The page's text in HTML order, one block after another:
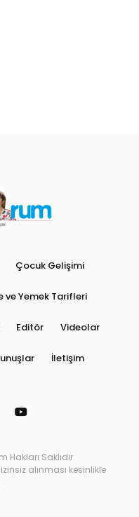
Çocuk Gelişimi
ve Yemek Tarifleri
Editör Videolar
İletişim
Saklıdır.
alınması kesinlikle